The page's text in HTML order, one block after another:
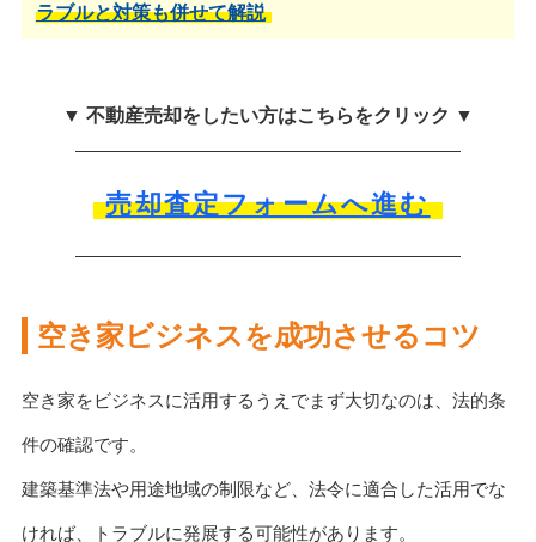
ラブルと対策も併せて解説
▼ 不動産売却をしたい方はこちらをクリック ▼
売却査定フォームへ進む
空き家ビジネスを成功させるコツ
空き家をビジネスに活用するうえでまず大切なのは、法的条
件の確認です。
建築基準法や用途地域の制限など、法令に適合した活用でな
ければ、トラブルに発展する可能性があります。